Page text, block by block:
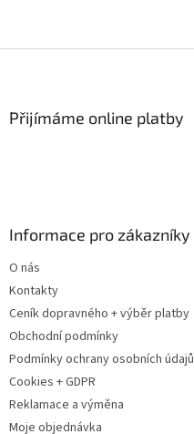
Přijímáme online platby
Informace pro zákazníky
O nás
Kontakty
Ceník dopravného + výběr platby
Obchodní podmínky
Podmínky ochrany osobních údajů
Cookies + GDPR
Reklamace a výměna
Moje objednávka